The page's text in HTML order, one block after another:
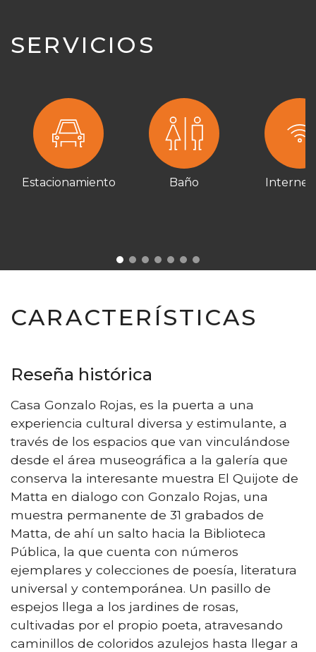
SERVICIOS
Estacionamiento Baño Internet
CARACTERÍSTICAS
Reseña histórica
Casa Gonzalo Rojas, es la puerta a una
experiencia cultural diversa y estimulante, a
través de los espacios que van vinculándose
desde el área museográfica a la galería que
conserva la interesante muestra El Quijote de
Matta en dialogo con Gonzalo Rojas, una
muestra permanente de 31 grabados de
Matta, de ahí un salto hacia la Biblioteca
Pública, la que cuenta con números
ejemplares y colecciones de poesía, literatura
universal y contemporánea. Un pasillo de
espejos llega a los jardines de rosas,
cultivadas por el propio poeta, atravesando
caminillos de coloridos azulejos hasta llegar a